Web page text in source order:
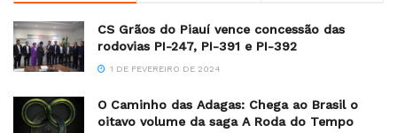
CS Grãos do Piauí vence concessão das
rodovias PI-247, PI-391 e PI-392
1 DE FEVEREIRO DE 2024
O Caminho das Adagas: Chega ao Brasil o
oitavo volume da saga A Roda do Tempo